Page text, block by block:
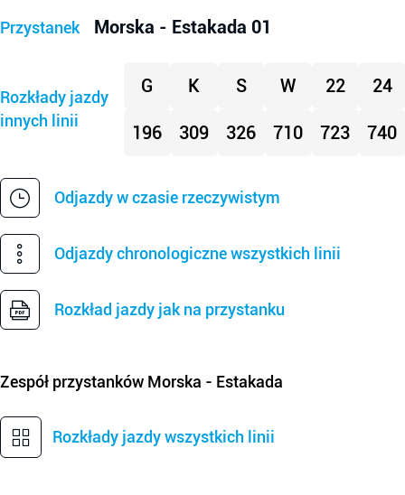
Przystanek Morska - Estakada 01
Rozkłady jazdy
innych linii
G K S W 22 24
196 309 326 710 723 740
Odjazdy w czasie rzeczywistym
Odjazdy chronologiczne wszystkich linii
Rozkład jazdy jak na przystanku
Zespół przystanków Morska - Estakada
Rozkłady jazdy wszystkich linii